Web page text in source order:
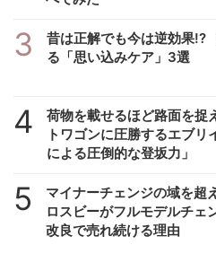
3
昔は正解でも今は逆効果
る「思い込みケア」3選
4
荷物を載せるほど路面を捉
トワゴンに圧勝するエブリ
による圧倒的な登坂力」
5
マイナーチェンジの域を超
ロスビーがフルモデルチェ
改良で売れ続ける理由